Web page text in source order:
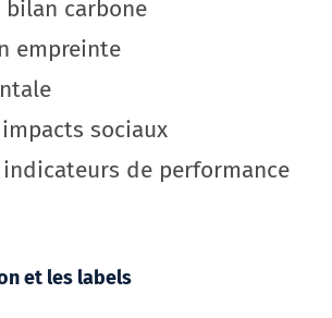
bilan carbone
empreinte
sociaux
de performance
et les labels